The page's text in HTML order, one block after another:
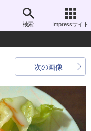
検索 Impressサイト
次の画像